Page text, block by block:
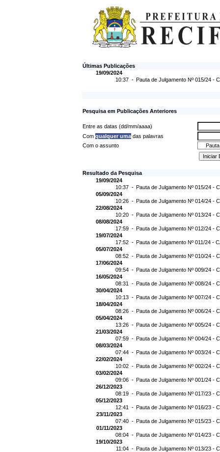
Últimas Publicações
19/09/2024
10:37 - Pauta de Julgamento Nº 015/24 -
Pesquisa em Publicações Anteriores
Entre as datas (dd/mm/aaaa)
Com qualquer uma das palavras
Com o assunto
Resultado da Pesquisa
19/09/2024
10:37 - Pauta de Julgamento Nº 015/24 -
05/09/2024
10:26 - Pauta de Julgamento Nº 014/24 -
22/08/2024
10:20 - Pauta de Julgamento Nº 013/24 -
08/08/2024
17:59 - Pauta de Julgamento Nº 012/24 -
19/07/2024
17:52 - Pauta de Julgamento Nº 011/24 -
05/07/2024
08:52 - Pauta de Julgamento Nº 010/24 -
17/06/2024
09:54 - Pauta de Julgamento Nº 009/24 -
16/05/2024
08:31 - Pauta de Julgamento Nº 008/24 -
30/04/2024
10:13 - Pauta de Julgamento Nº 007/24 -
18/04/2024
08:26 - Pauta de Julgamento Nº 006/24 -
05/04/2024
13:26 - Pauta de Julgamento Nº 005/24 -
21/03/2024
07:59 - Pauta de Julgamento Nº 004/24 -
08/03/2024
07:44 - Pauta de Julgamento Nº 003/24 -
22/02/2024
10:02 - Pauta de Julgamento Nº 002/24 -
03/02/2024
09:06 - Pauta de Julgamento Nº 001/24 -
26/12/2023
08:19 - Pauta de Julgamento Nº 017/23 -
05/12/2023
12:41 - Pauta de Julgamento Nº 016/23 -
23/11/2023
07:40 - Pauta de Julgamento Nº 015/23 -
01/11/2023
08:04 - Pauta de Julgamento Nº 014/23 -
19/10/2023
11:04 - Pauta de Julgamento Nº 013/23 -